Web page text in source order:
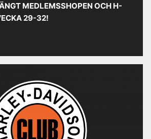
MEDLEMSSHOPEN OCH H-
29-32!